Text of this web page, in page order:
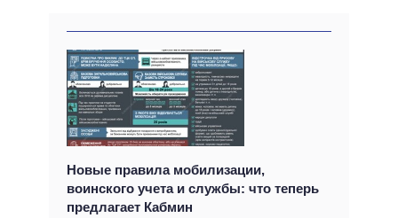
Новые правила мобилизации,
воинского учета и службы: что теперь
предлагает Кабмин